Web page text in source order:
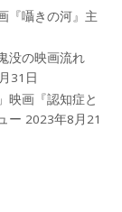
『囁きの河』主
没の映画流れ
31日
映画『認知症と
ー 2023年8月21